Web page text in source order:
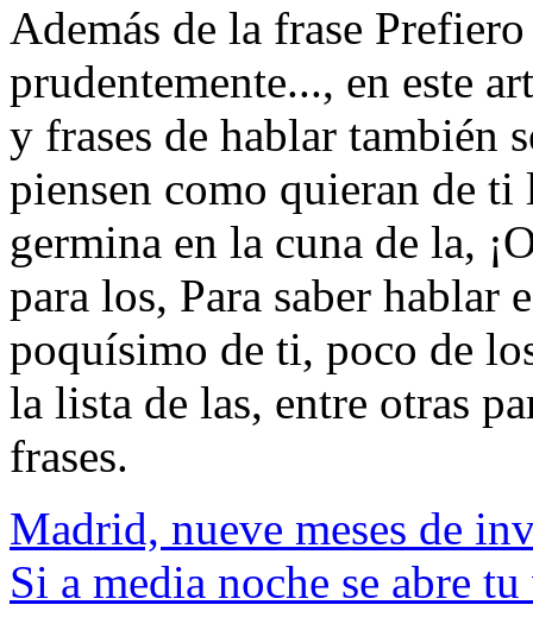
Además de la frase
prudentemente..., en este
y frases de hablar también
piensen como quieran de
germina en la cuna de la,
para los, Para saber hablar
poquísimo de ti, poco de
la lista de las, entre otras
frases.
Madrid, nueve meses de
Si a media noche se abre